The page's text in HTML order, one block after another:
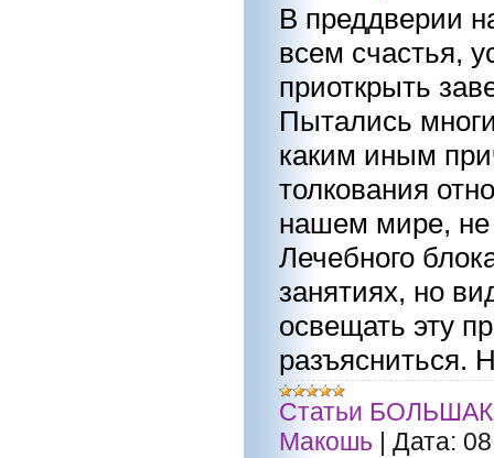
В преддверии
всем счастья,
приоткрыть
Пытались
каким иным
толкования
нашем мире, не
Лечебного
занятиях, но
освещать эту
разъясниться.
Статьи
Макошь | Дата: